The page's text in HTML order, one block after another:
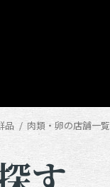
品 肉類・卵の店舗一覧